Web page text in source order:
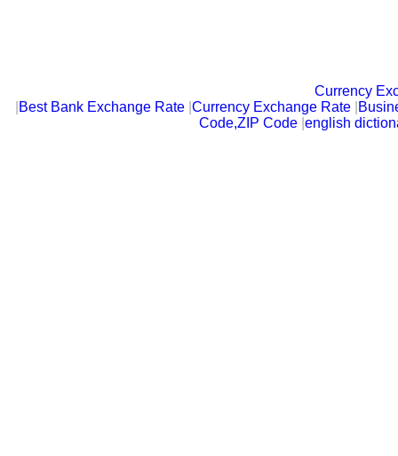
Currency
Best Bank Exchange Rate |Currency Exchange Rate
Code,ZIP Code english